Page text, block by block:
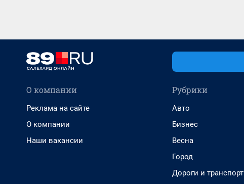
О компании
Реклама на сайте
О компании
Наши вакансии
Рубрики
Авто
Бизнес
Весна
Город
Дороги и транспорт